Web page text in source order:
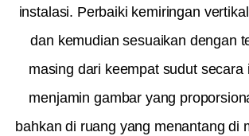
instalasi. Perbaiki kemiringan
dan kemudian sesuaikan dengan
masing dari keempat sudut secara
menjamin gambar yang
bahkan di ruang yang menantang di